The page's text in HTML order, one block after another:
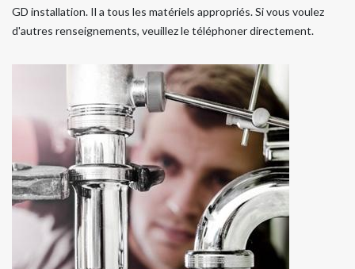
GD installation. Il a tous les matériels appropriés. Si vous voulez
d'autres renseignements, veuillez le téléphoner directement.